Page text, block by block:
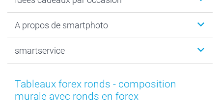
Cadeaux photo
Tirage photo & agrandissement
MyNameBook
Stickers & Etiquettes
Cadres photo, accessoires déco & bonbons
Anniversaire
Fin d'études
Naissance & baptême
Fête des Pères
A propos de smartphoto
Durabilité
Conditions
Droit de rétraction
smartservice
smartgarantie
smartbonus
Tableaux forex ronds - composition
murale avec ronds en forex